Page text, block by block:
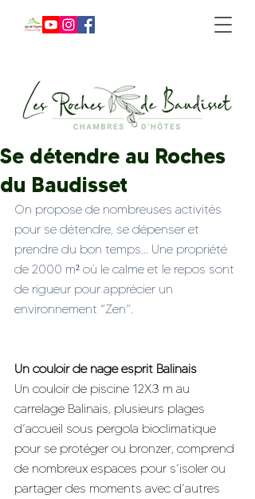
Se détendre au Roches
du Baudisset
On propose de nombreuses activités
pour se détendre, se dépenser et
prendre du bon temps... Une propriété
de 2000 m² où le calme et le repos sont
de rigueur pour apprécier un
environnement “Zen”.
Un couloir de nage esprit Balinais
Un couloir de piscine 12X3 m au
carrelage Balinais, plusieurs plages
d’accueil sous pergola bioclimatique
pour se protéger ou bronzer, comprend
de nombreux espaces pour s’isoler ou
partager des moments avec d’autres